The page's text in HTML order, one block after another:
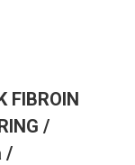
FIBROIN
/
/